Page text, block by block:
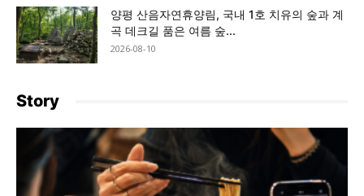
양평 산음자연휴양림, 국내 1호 치유의 숲과 계
곡 데크길 품은 여름 숲...
2026-08-10
Story